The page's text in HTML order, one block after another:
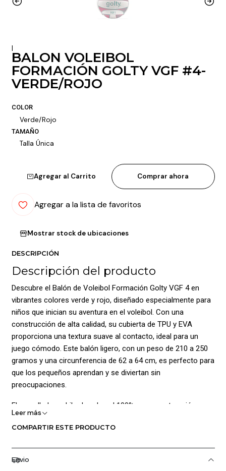
|
BALON VOLEIBOL
FORMACIÓN GOLTY VGF #4-
VERDE/ROJO
COLOR
Verde/Rojo
TAMAÑO
Talla Única
Agregar al Carrito Comprar ahora
Agregar a la lista de favoritos
Mostrar stock de ubicaciones
DESCRIPCIÓN
Descripción del producto
Descubre el Balón de Voleibol Formación Golty VGF 4 en
vibrantes colores verde y rojo, diseñado especialmente para
niños que inician su aventura en el voleibol. Con una
construcción de alta calidad, su cubierta de TPU y EVA
proporciona una textura suave al contacto, ideal para un
juego cómodo. Este balón ligero, con un peso de 210 a 250
gramos y una circunferencia de 62 a 64 cm, es perfecto para
que los pequeños aprendan y se diviertan sin
preocupaciones.
El enmallado en hilo de nylon al 100% y su construcción
cosida a máquina garantizan durabilidad y resistencia. Su
diseño en patrón golf no solo es atractivo, sino que también
ideal para fomentar un ambiente lúdico y activo, ayudando a
Leer más
COMPARTIR ESTE PRODUCTO
Envio